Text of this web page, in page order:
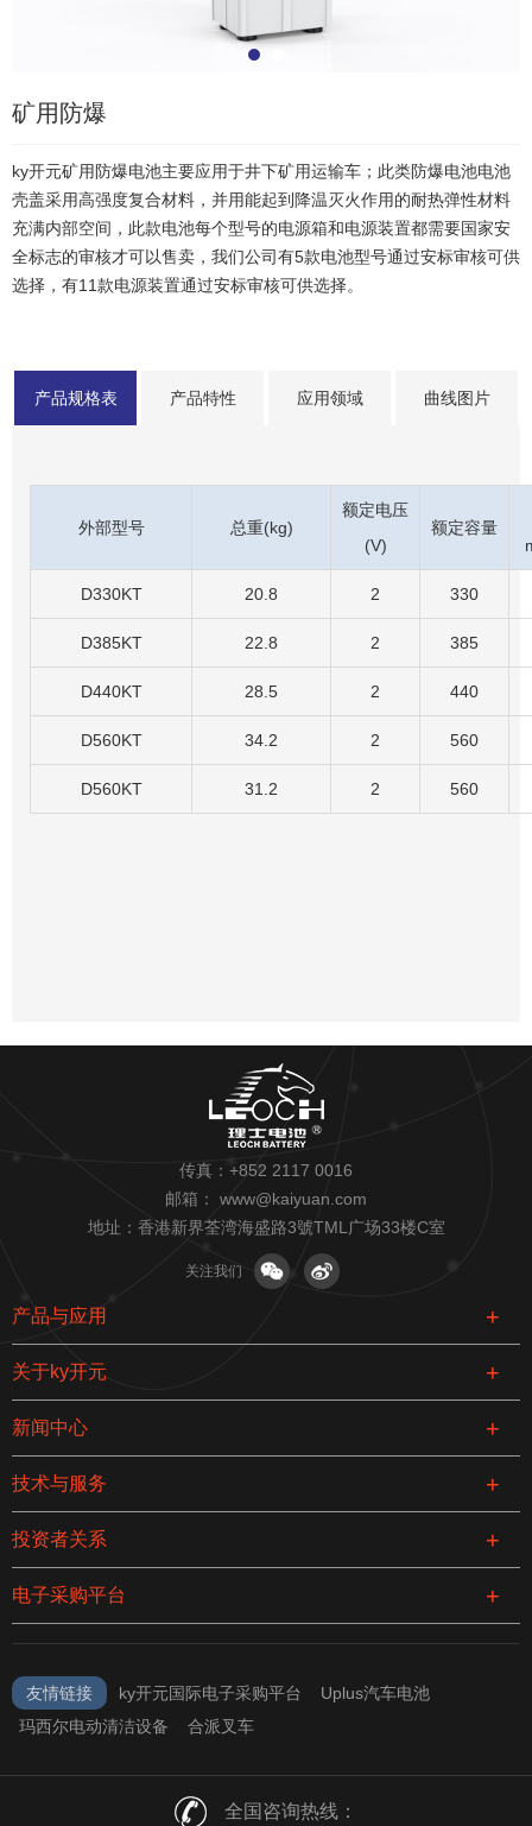
矿用防爆
ky开元矿用防爆电池主要应用于井下矿用运输车；此类防爆电池电池
壳盖采用高强度复合材料，并用能起到降温灭火作用的耐热弹性材料
充满内部空间，此款电池每个型号的电源箱和电源装置都需要国家安
全标志的审核才可以售卖，我们公司有5款电池型号通过安标审核可供
选择，有11款电源装置通过安标审核可供选择。
产品规格表 产品特性 应用领域 曲线图片
外部型号 总重(kg)
额定电压
(V)
额定容量
D330KT 20.8 2 330
D385KT 22.8 2 385
D440KT 28.5 2 440
D560KT 34.2 2 560
D560KT 31.2 2 560
传真：+852 2117 0016
邮箱： www@kaiyuan.com
地址：香港新界荃湾海盛路3號TML广场33楼C室
关注我们
产品与应用
关于ky开元
新闻中心
技术与服务
投资者关系
电子采购平台
友情链接 ky开元国际电子采购平台
Uplus汽车电池
玛西尔电动清洁设备
合派叉车
全国咨询热线：